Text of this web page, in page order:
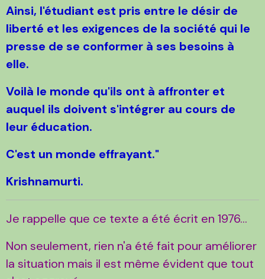
Ainsi, l'étudiant est pris entre le désir de
liberté et les exigences de la société qui le
presse de se conformer à ses besoins à
elle.
Voilà le monde qu'ils ont à affronter et
auquel ils doivent s'intégrer au cours de
leur éducation.
C'est un monde effrayant."
Krishnamurti.
Je rappelle que ce texte a été écrit en 1976...
Non seulement, rien n'a été fait pour améliorer
la situation mais il est même évident que tout